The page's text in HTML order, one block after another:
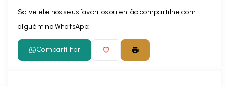
Salve ele nos seus favoritos ou então compartilhe com
alguém no WhatsApp:
Compartilhar